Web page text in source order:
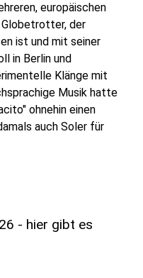
europäischen
der
ist und mit seiner
in Berlin und
Klänge mit
Musik hatte
ohnehin einen
auch Soler für
- hier gibt es